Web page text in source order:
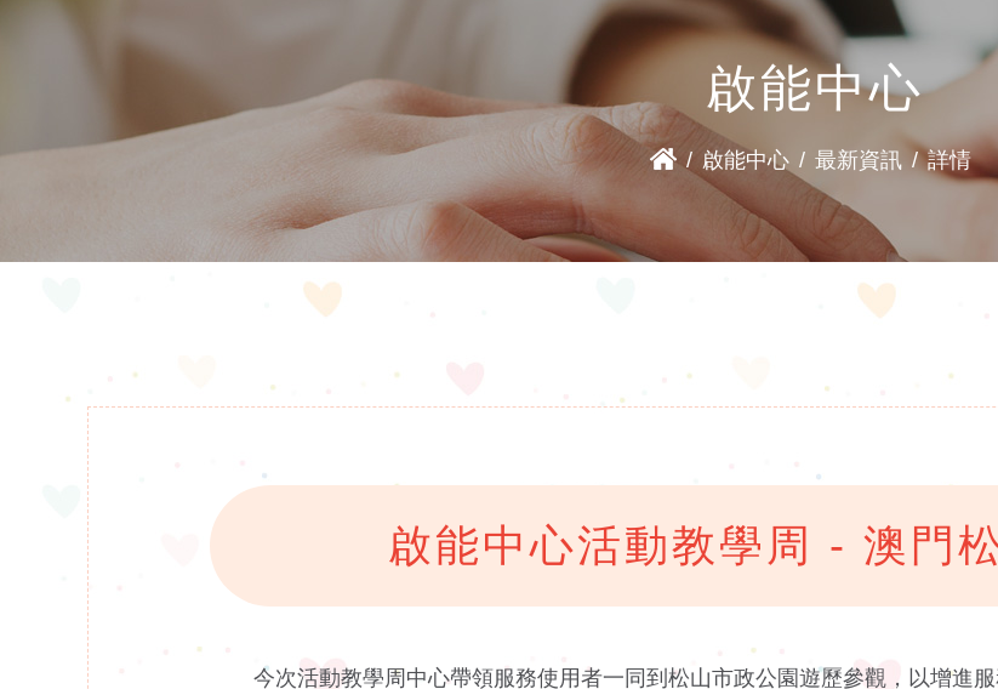
智障的認識
活動預告 啟智早期訓
啟能中心
啟康中心
心明治小食
啟能中心
/ 啟能中心 / 最新資訊 / 詳情
啟能中心活動教學周 - 澳門
今次活動教學周中心帶領服務使用者一同到松山市政公園遊歷參觀，以增進